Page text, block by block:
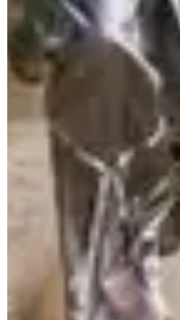
Dates d'inscription
Pas encore communiquées